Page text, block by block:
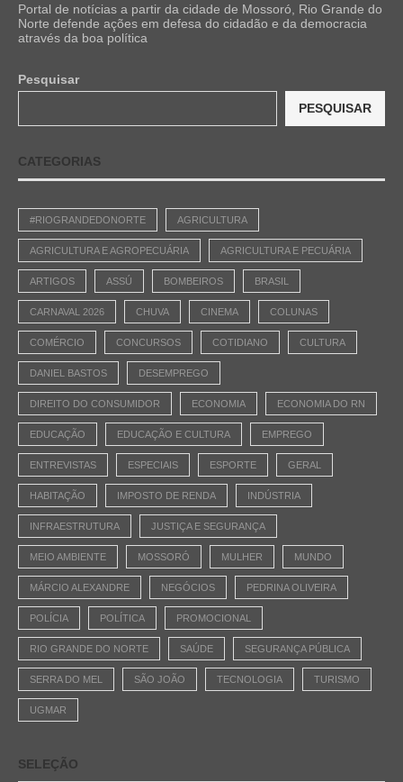
Portal de notícias a partir da cidade de Mossoró, Rio Grande do
Norte defende ações em defesa do cidadão e da democracia
através da boa política
Pesquisar
PESQUISAR
CATEGORIAS
#RIOGRANDEDONORTE AGRICULTURA
AGRICULTURA E AGROPECUÁRIA AGRICULTURA E PECUÁRIA
ARTIGOS ASSÚ BOMBEIROS BRASIL
CARNAVAL 2026 CHUVA CINEMA COLUNAS
COMÉRCIO CONCURSOS COTIDIANO CULTURA
DANIEL BASTOS DESEMPREGO
DIREITO DO CONSUMIDOR ECONOMIA ECONOMIA DO RN
EDUCAÇÃO EDUCAÇÃO E CULTURA EMPREGO
ENTREVISTAS ESPECIAIS ESPORTE GERAL
HABITAÇÃO IMPOSTO DE RENDA INDÚSTRIA
INFRAESTRUTURA JUSTIÇA E SEGURANÇA
MEIO AMBIENTE MOSSORÓ MULHER MUNDO
MÁRCIO ALEXANDRE NEGÓCIOS PEDRINA OLIVEIRA
POLÍCIA POLÍTICA PROMOCIONAL
RIO GRANDE DO NORTE SAÚDE SEGURANÇA PÚBLICA
SERRA DO MEL SÃO JOÃO TECNOLOGIA TURISMO
UGMAR
SELEÇÃO